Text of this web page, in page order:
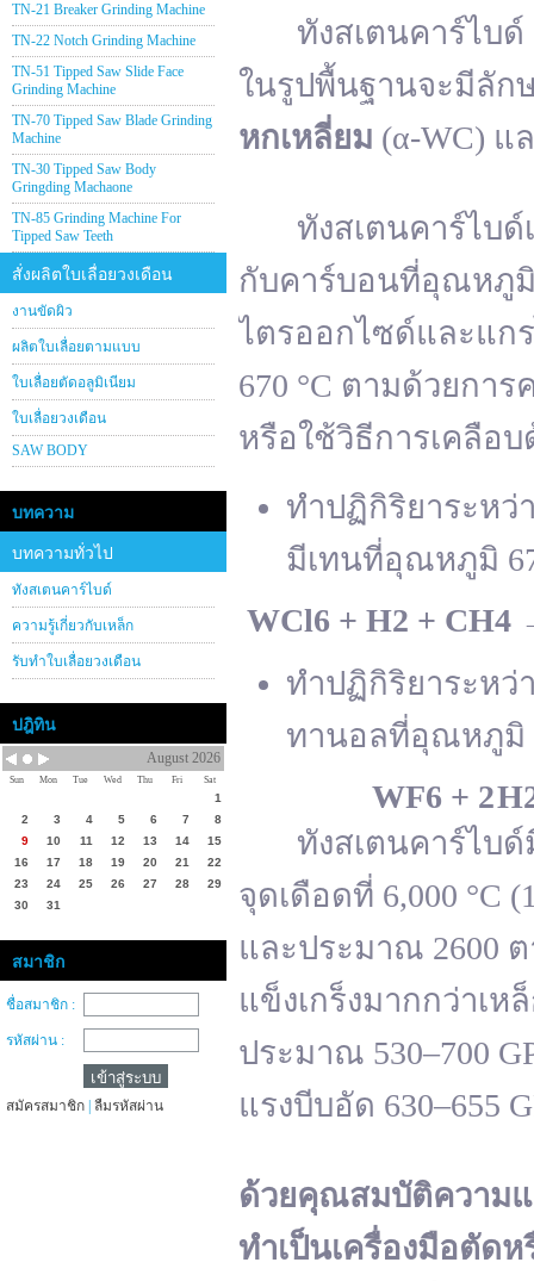
TN-21 Breaker Grinding Machine
TN-22 Notch Grinding Machine
TN-51 Tipped Saw Slide Face
Grinding Machine
TN-70 Tipped Saw Blade Grinding
Machine
TN-30 Tipped Saw Body
Gringding Machaone
TN-85 Grinding Machine For
Tipped Saw Teeth
สั่งผลิตใบเลื่อยวงเดือน
งานขัดผิว
ผลิตใบเลื่อยตามแบบ
ใบเลื่อยตัดอลูมิเนียม
ใบเลื่อยวงเดือน
SAW BODY
บทความ
บทความทั่วไป
ทังสเตนคาร์ไบด์
ความรู้เกี่ยวกับเหล็ก
รับทำใบเลื่อยวงเดือน
ปฎิทิน
August 2026
Sun Mon Tue Wed Thu Fri Sat
1
2
3 4 5 6 7
8
9
10 11 12 13 14
15
16
17 18 19 20 21
22
23
24 25 26 27 28
29
30
31
สมาชิก
ชื่อสมาชิก :
รหัสผ่าน :
สมัครสมาชิก ลืมรหัสผ่าน
ทังสเตนคาร์ไบด์ (
ในรูปพื้นฐานจะมีลัก
หกเหลี่ยม (α-WC) แ
ทังสเตนคาร์ไบด์เ
กับคาร์บอนที่อุณหภูมิ
ไตรออกไซด์และแก
670 °C ตามด้วยกา
หรือใช้วิธีการเคลือบ
ทำปฏิกิริยาระหว่
มีเทนที่อุณหภูมิ
WCl6 + H2 + CH4
ทำปฏิกิริยาระหว่
ทานอลที่อุณหภูมิ
WF6 + 2 H
ทังสเตนคาร์ไบด์มี
จุดเดือดที่ 6,000 °C
และประมาณ 2600
แข็งเกร็งมากกว่าเ
ประมาณ 530–700
แรงบีบอัด 630–655
ด้วยคุณสมบัติความแ
ทำเป็นเครื่องมือตัดห